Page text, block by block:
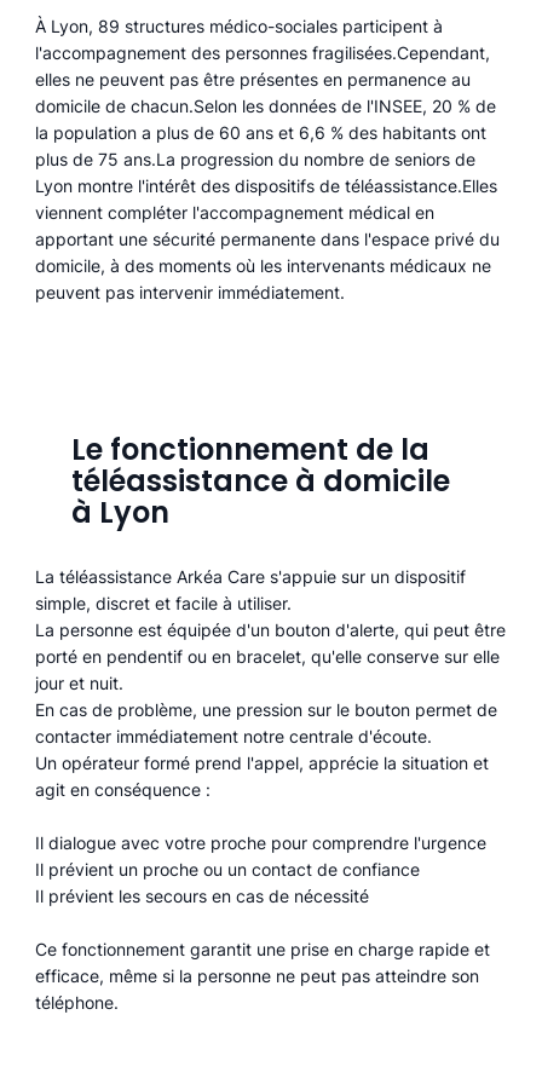
À Lyon, 89 structures médico-sociales participent à
l'accompagnement des personnes fragilisées.Cependant,
elles ne peuvent pas être présentes en permanence au
domicile de chacun.Selon les données de l'INSEE, 20 % de
la population a plus de 60 ans et 6,6 % des habitants ont
plus de 75 ans.La progression du nombre de seniors de
Lyon montre l'intérêt des dispositifs de téléassistance.Elles
viennent compléter l'accompagnement médical en
apportant une sécurité permanente dans l'espace privé du
domicile, à des moments où les intervenants médicaux ne
peuvent pas intervenir immédiatement.
Le fonctionnement de la
téléassistance à domicile
à Lyon
La téléassistance Arkéa Care s'appuie sur un dispositif
simple, discret et facile à utiliser.
La personne est équipée d'un bouton d'alerte, qui peut être
porté en pendentif ou en bracelet, qu'elle conserve sur elle
jour et nuit.
En cas de problème, une pression sur le bouton permet de
contacter immédiatement notre centrale d'écoute.
Un opérateur formé prend l'appel, apprécie la situation et
agit en conséquence :
Il dialogue avec votre proche pour comprendre l'urgence
Il prévient un proche ou un contact de confiance
Il prévient les secours en cas de nécessité
Ce fonctionnement garantit une prise en charge rapide et
efficace, même si la personne ne peut pas atteindre son
téléphone.